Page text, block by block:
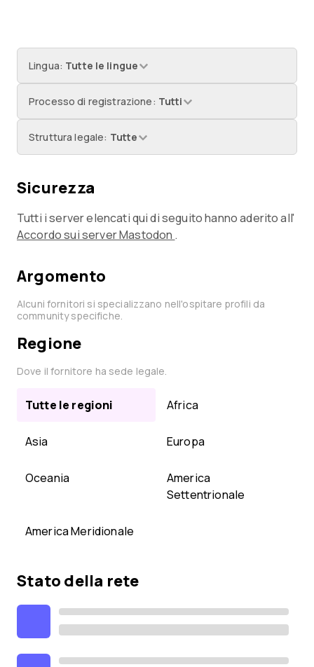
Lingua: Tutte le lingue
Processo di registrazione: Tutti
Struttura legale: Tutte
Sicurezza
Tutti i server elencati qui di seguito hanno aderito all'
Accordo sui server Mastodon .
Argomento
Alcuni fornitori si specializzano nell'ospitare profili da
community specifiche.
Regione
Dove il fornitore ha sede legale.
Tutte le regioni Africa
Asia Europa
Oceania
America
Settentrionale
America Meridionale
Stato della rete